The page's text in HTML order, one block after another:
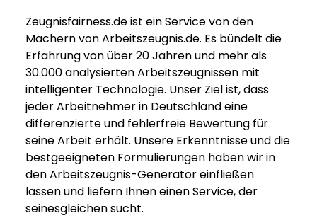
Zeugnisfairness.de ist ein Service von den
Machern von Arbeitszeugnis.de. Es bündelt die
Erfahrung von über 20 Jahren und mehr als
30.000 analysierten Arbeitszeugnissen mit
intelligenter Technologie. Unser Ziel ist, dass
jeder Arbeitnehmer in Deutschland eine
differenzierte und fehlerfreie Bewertung für
seine Arbeit erhält. Unsere Erkenntnisse und die
bestgeeigneten Formulierungen haben wir in
den Arbeitszeugnis-Generator einfließen
lassen und liefern Ihnen einen Service, der
seinesgleichen sucht.